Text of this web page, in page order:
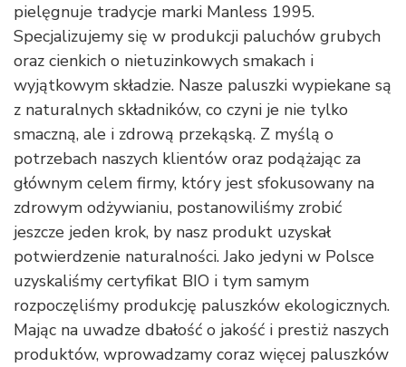
pielęgnuje tradycje marki Manless 1995.
Specjalizujemy się w produkcji paluchów grubych
oraz cienkich o nietuzinkowych smakach i
wyjątkowym składzie. Nasze paluszki wypiekane są
z naturalnych składników, co czyni je nie tylko
smaczną, ale i zdrową przekąską. Z myślą o
potrzebach naszych klientów oraz podążając za
głównym celem firmy, który jest sfokusowany na
zdrowym odżywianiu, postanowiliśmy zrobić
jeszcze jeden krok, by nasz produkt uzyskał
potwierdzenie naturalności. Jako jedyni w Polsce
uzyskaliśmy certyfikat BIO i tym samym
rozpoczęliśmy produkcję paluszków ekologicznych.
Mając na uwadze dbałość o jakość i prestiż naszych
produktów, wprowadzamy coraz więcej paluszków